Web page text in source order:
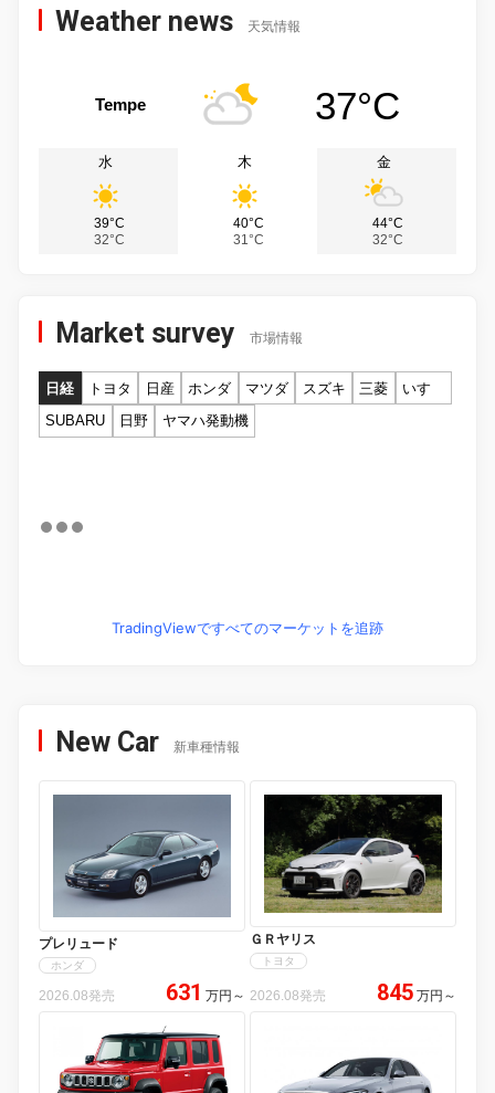
Weather news 天気情報
Tempe 37°C
水
39°C
32°C
木
40°C
31°C
金
44°C
32°C
Market survey 市場情報
日経 トヨタ 日産 ホンダ マツダ スズキ 三菱
いすゞ
SUBARU
日野 ヤマハ発動機
TradingViewですべてのマーケットを追跡
New Car 新車種情報
プレリュード
ホンダ
2026.08発売 631 万円 ～
ＧＲヤリス
トヨタ
2026.08発売 845 万円 ～